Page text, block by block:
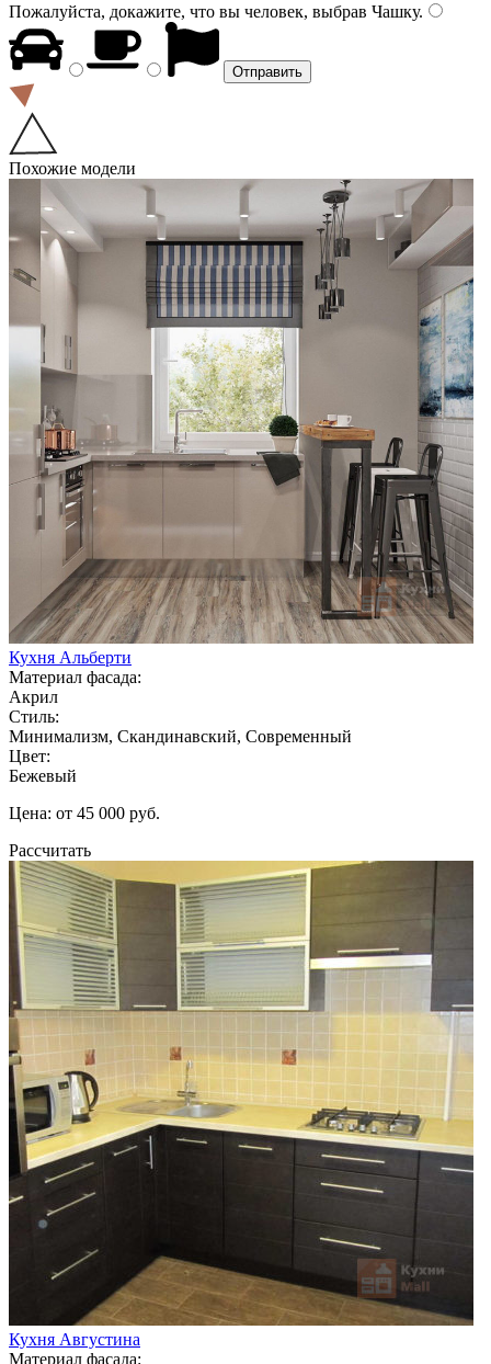
Пожалуйста, докажите, что вы человек, выбрав Чашку.
Похожие модели
Кухня Альберти
Материал фасада:
Акрил
Стиль:
Минимализм, Скандинавский, Современный
Цвет:
Бежевый
Цена: от 45 000 руб.
Рассчитать
Кухня Августина
Материал фасада: